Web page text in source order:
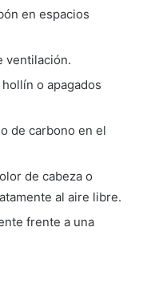
en espacios
ventilación.
o apagados
de carbono en el
de cabeza o
al aire libre.
frente a una